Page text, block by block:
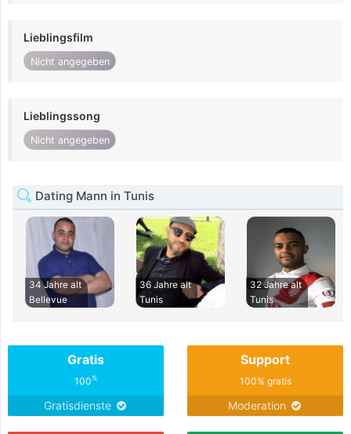
Lieblingsfilm
Nicht angegeben
Lieblingssong
Nicht angegeben
Dating Mann in Tunis
34 Jahre alt
Bellevue
36 Jahre alt
Tunis
32 Jahre alt
Tunis
Gratis
100%
Gratisdienste
Support
100% gratis
Moderation